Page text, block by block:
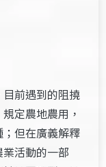
前遇到的阻撓
定農地農用，
但在廣義解釋
活動的一部